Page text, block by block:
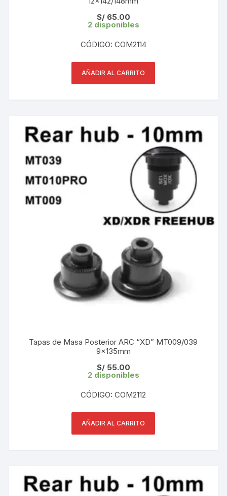
S/65.00
2 disponibles
CÓDIGO: COM2114
AÑADIR AL CARRITO
Tapas de Masa Posterior ARC “XD” MT009/039
9×135mm
S/55.00
2 disponibles
CÓDIGO: COM2112
AÑADIR AL CARRITO